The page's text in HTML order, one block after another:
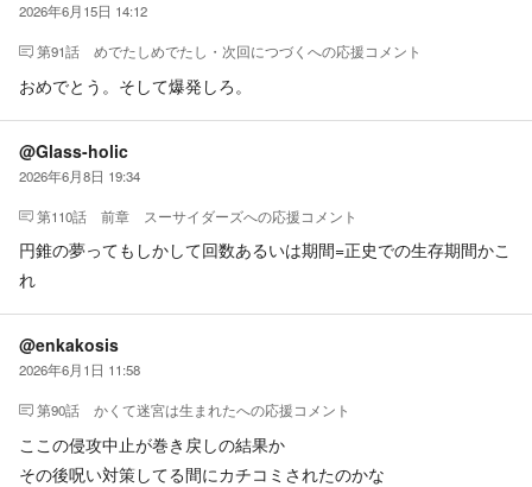
2026年6月15日 14:12
第91話 めでたしめでたし・次回につづく への応援コメント
おめでとう。そして爆発しろ。
@Glass-holic
2026年6月8日 19:34
第110話 前章 スーサイダーズへの応援コメント
円錐の夢ってもしかして回数あるいは期間=正史での生存期間かこ
れ
@enkakosis
2026年6月1日 11:58
第90話 かくて迷宮は生まれたへの応援コメント
ここの侵攻中止が巻き戻しの結果か
その後呪い対策してる間にカチコミされたのかな